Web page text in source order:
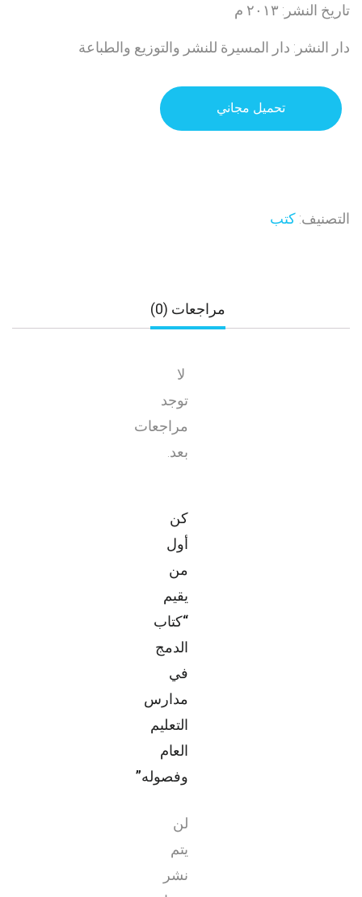
تاريخ النشر: ٢٠١٣ م
دار النشر: دار المسيرة للنشر والتوزيع والطباعة
تحميل مجاني
التصنيف: كتب
مراجعات (0)
لا
توجد
مراجعات
بعد.
كن
أول
من
يقيم
“كتاب
الدمج
في
مدارس
التعليم
العام
وفصوله”
لن
يتم
نشر